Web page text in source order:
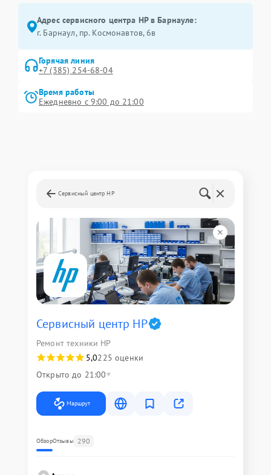
Адрес сервисного центра HP в Барнауле:
г. Барнаул, ​пр. Космонавтов, 6в
Горячая линия
+7 (385) 254-68-04
Время работы
Ежедневно с 9:00 до 21:00
Сервисный центр HP
Сервисный центр HP
Ремонт техники HP
5,0225 оценки
Открыто до 21:00
Маршрут
ОбзорОтзывы 290